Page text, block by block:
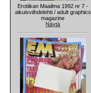
Erotiikan Maailma 1992 nr 7 -
aikuisviihdelehti / adult graphics
magazine
Näytä